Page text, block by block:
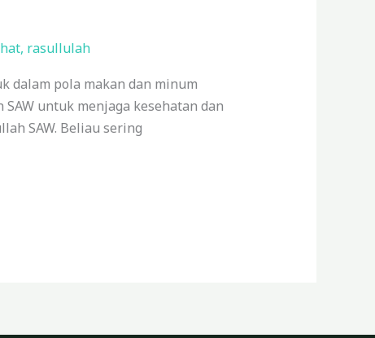
, rasullulah
dalam pola makan dan minum
untuk menjaga kesehatan dan
SAW. Beliau sering